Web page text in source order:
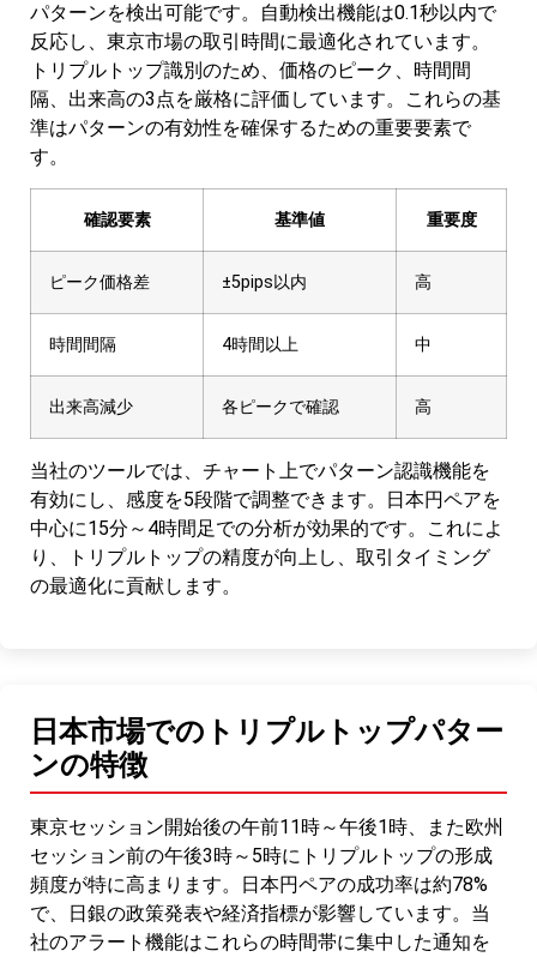
パターンを検出可能です。自動検出機能は0.1秒以内で
反応し、東京市場の取引時間に最適化されています。
トリプルトップ識別のため、価格のピーク、時間間
隔、出来高の3点を厳格に評価しています。これらの基
準はパターンの有効性を確保するための重要要素で
す。
確認要素 基準値 重要度
ピーク価格差 ±5pips以内 高
時間間隔 4時間以上 中
出来高減少 各ピークで確認 高
当社のツールでは、チャート上でパターン認識機能を
有効にし、感度を5段階で調整できます。日本円ペアを
中心に15分～4時間足での分析が効果的です。これによ
り、トリプルトップの精度が向上し、取引タイミング
の最適化に貢献します。
日本市場でのトリプルトップパター
ンの特徴
東京セッション開始後の午前11時～午後1時、また欧州
セッション前の午後3時～5時にトリプルトップの形成
頻度が特に高まります。日本円ペアの成功率は約78%
で、日銀の政策発表や経済指標が影響しています。当
社のアラート機能はこれらの時間帯に集中した通知を